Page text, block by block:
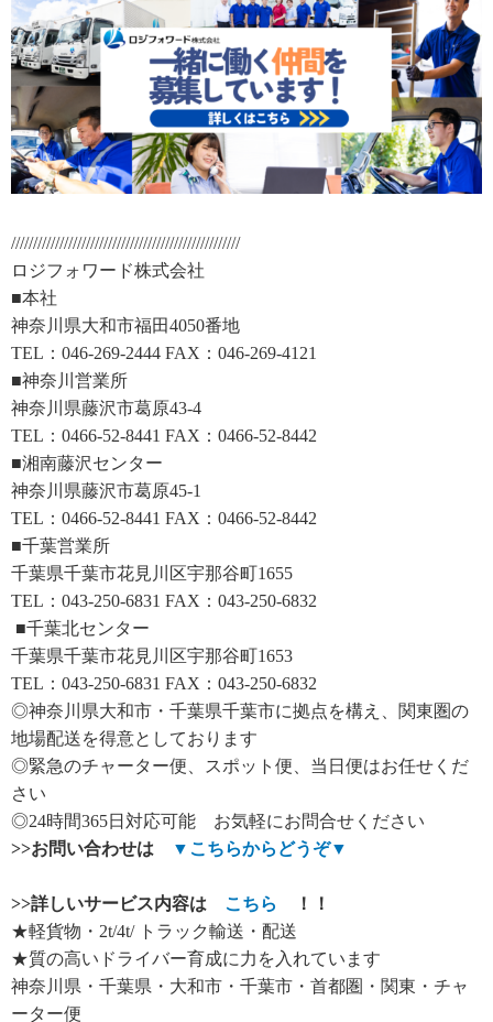
////////////////////////////////////////////////////
ロジフォワード株式会社
■本社
神奈川県大和市福田4050番地
TEL：046-269-2444 FAX：046-269-4121
■神奈川営業所
神奈川県藤沢市葛原43-4
TEL：0466-52-8441 FAX：0466-52-8442
■湘南藤沢センター
神奈川県藤沢市葛原45-1
TEL：0466-52-8441 FAX：0466-52-8442
■千葉営業所
千葉県千葉市花見川区宇那谷町1655
TEL：043-250-6831 FAX：043-250-6832
■千葉北センター
千葉県千葉市花見川区宇那谷町1653
TEL：043-250-6831 FAX：043-250-6832
◎神奈川県大和市・千葉県千葉市に拠点を構え、関東圏の
地場配送を得意としております
◎緊急のチャーター便、スポット便、当日便はお任せくだ
さい
◎24時間365日対応可能 お気軽にお問合せください
>>お問い合わせは ▼ こちらからどうぞ▼
>>詳しいサービス内容は こちら
！！
★軽貨物・2t/4t/ トラック輸送・配送
★質の高いドライバー育成に力を入れています
神奈川県・千葉県・大和市・千葉市・首都圏・関東・チャ
ーター便